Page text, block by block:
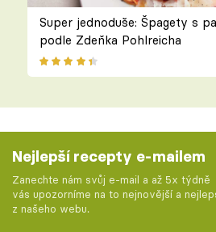
Super jednoduše: Špagety s
podle Zdeňka Pohlreicha
Nejlepší recepty e-mailem
Zanechte nám svůj e-mail a až 5x týdně
vás upozorníme na to nejnovější a
z našeho webu.